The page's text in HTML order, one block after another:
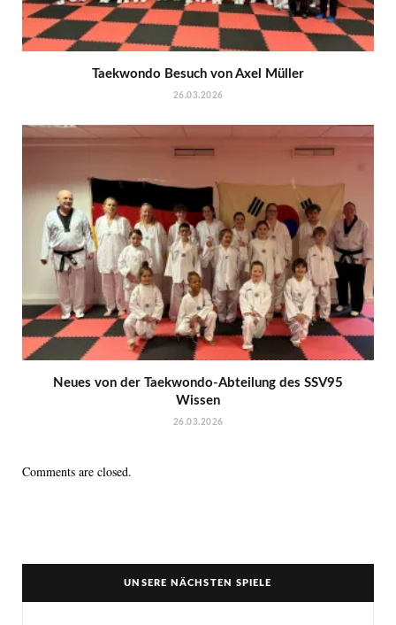
Taekwondo Besuch von Axel Müller
26.03.2026
Neues von der Taekwondo-Abteilung des SSV95
Wissen
26.03.2026
Comments are closed.
UNSERE NÄCHSTEN SPIELE